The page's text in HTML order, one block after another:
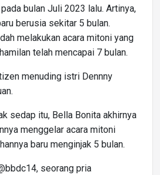
bulan Juli 2023 lalu. Artinya,
berusia sekitar 5 bulan.
melakukan acara mitoni yang
telah mencapai 7 bulan.
menuding istri Dennny
sedap itu, Bella Bonita akhirnya
menggelar acara mitoni
baru menginjak 5 bulan.
seorang pria